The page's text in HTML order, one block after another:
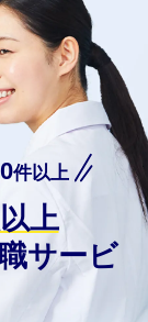
件以上
上
サービ